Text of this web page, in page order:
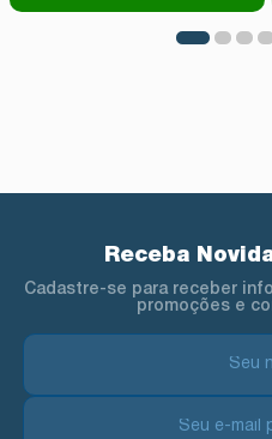
Receba
Cadastre-se para receber
promoções e